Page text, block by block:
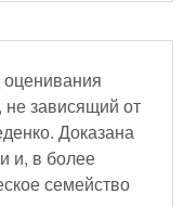
не зависящий от
Доказана
и, в более
семейство